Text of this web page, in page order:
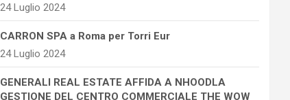
24 Luglio 2024
CARRON SPA a Roma per Torri Eur
24 Luglio 2024
GENERALI REAL ESTATE AFFIDA A NHOODLA
GESTIONE DEL CENTRO COMMERCIALE THE WOW